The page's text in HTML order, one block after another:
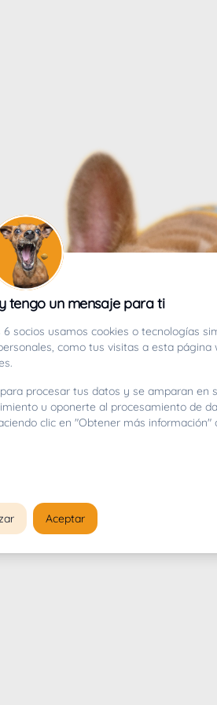
tengo un mensaje para ti
socios usamos cookies o tecnologías
como tus visitas a esta página
procesar tus datos y se amparan en
u oponerte al procesamiento de
clic en "Obtener más información"
Aceptar